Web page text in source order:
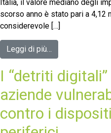
Italia, il valore mediano degli
scorso anno è stato pari a 4,12
considerevole […]
Leggi di più…
I “detriti
aziende
contro i